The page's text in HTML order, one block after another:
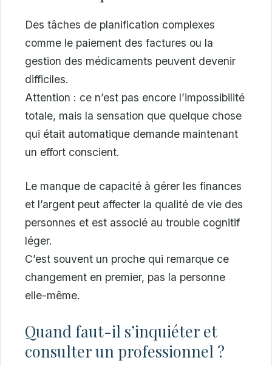
Des tâches de planification complexes
comme le paiement des factures ou la
gestion des médicaments peuvent devenir
difficiles.
Attention : ce n’est pas encore l’impossibilité
totale, mais la sensation que quelque chose
qui était automatique demande maintenant
un effort conscient.
Le manque de capacité à gérer les finances
et l’argent peut affecter la qualité de vie des
personnes et est associé au trouble cognitif
léger.
C’est souvent un proche qui remarque ce
changement en premier, pas la personne
elle-même.
Quand faut-il s’inquiéter et
consulter un professionnel ?